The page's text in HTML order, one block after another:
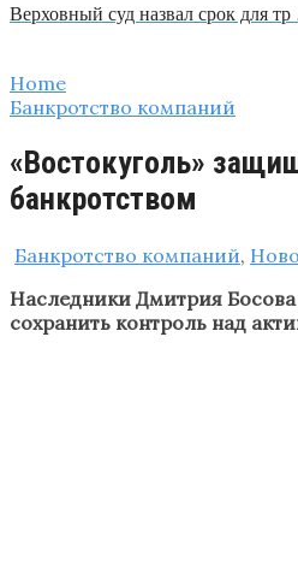
Верховный суд назвал срок для
Home
Банкротство компаний
«Востокуголь»
банкротством
Банкротство компаний,
Наследники Дмитрия
сохранить контроль над